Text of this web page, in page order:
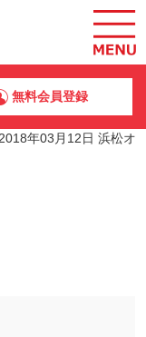
無料会員登録
2018年03月12日 浜松オ